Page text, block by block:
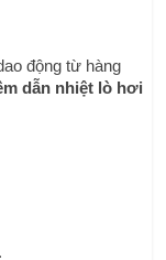
động từ hàng
dẫn nhiệt lò hơi